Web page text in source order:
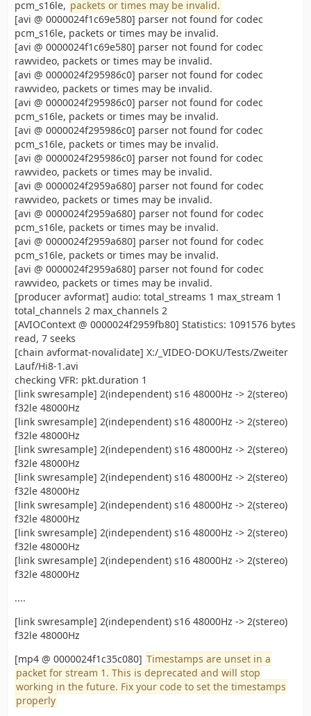
pcm_s16le, packets or times may be invalid.
[avi @ 0000024f1c69e580] parser not found for codec
pcm_s16le, packets or times may be invalid.
[avi @ 0000024f1c69e580] parser not found for codec
rawvideo, packets or times may be invalid.
[avi @ 0000024f295986c0] parser not found for codec
rawvideo, packets or times may be invalid.
[avi @ 0000024f295986c0] parser not found for codec
pcm_s16le, packets or times may be invalid.
[avi @ 0000024f295986c0] parser not found for codec
pcm_s16le, packets or times may be invalid.
[avi @ 0000024f295986c0] parser not found for codec
rawvideo, packets or times may be invalid.
[avi @ 0000024f2959a680] parser not found for codec
rawvideo, packets or times may be invalid.
[avi @ 0000024f2959a680] parser not found for codec
pcm_s16le, packets or times may be invalid.
[avi @ 0000024f2959a680] parser not found for codec
pcm_s16le, packets or times may be invalid.
[avi @ 0000024f2959a680] parser not found for codec
rawvideo, packets or times may be invalid.
[producer avformat] audio: total_streams 1 max_stream 1
total_channels 2 max_channels 2
[AVIOContext @ 0000024f2959fb80] Statistics: 1091576 bytes
read, 7 seeks
[chain avformat-novalidate] X:/_VIDEO-DOKU/Tests/Zweiter
Lauf/Hi8-1.avi
checking VFR: pkt.duration 1
[link swresample] 2(independent) s16 48000Hz -> 2(stereo)
f32le 48000Hz
[link swresample] 2(independent) s16 48000Hz -> 2(stereo)
f32le 48000Hz
[link swresample] 2(independent) s16 48000Hz -> 2(stereo)
f32le 48000Hz
[link swresample] 2(independent) s16 48000Hz -> 2(stereo)
f32le 48000Hz
[link swresample] 2(independent) s16 48000Hz -> 2(stereo)
f32le 48000Hz
[link swresample] 2(independent) s16 48000Hz -> 2(stereo)
f32le 48000Hz
[link swresample] 2(independent) s16 48000Hz -> 2(stereo)
f32le 48000Hz
....
[link swresample] 2(independent) s16 48000Hz -> 2(stereo)
f32le 48000Hz
[mp4 @ 0000024f1c35c080] Timestamps are unset in a
packet for stream 1. This is deprecated and will stop
working in the future. Fix your code to set the timestamps
properly